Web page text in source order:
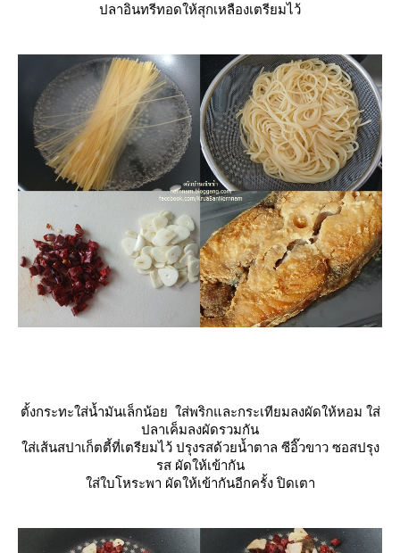
ปลาอินทรีทอดให้สุกเหลืองเตรียมไว้
ตั้งกระทะใส่น้ำมันเล็กน้อย ใส่พริกและกระเทียมลงผัดให้หอม ใส่
ปลาเค็มลงผัดรวมกัน
ส่เส้นสปาเก็ตตี้ที่เตรียมไว้ ปรุงรสด้วยน้ำตาล ซีอิ๊วขาว ซอสปรุง
รส ผัดให้เข้ากัน
ส่ใบโหระพา ผัดให้เข้ากันอีกครั้ง ปิดเตา